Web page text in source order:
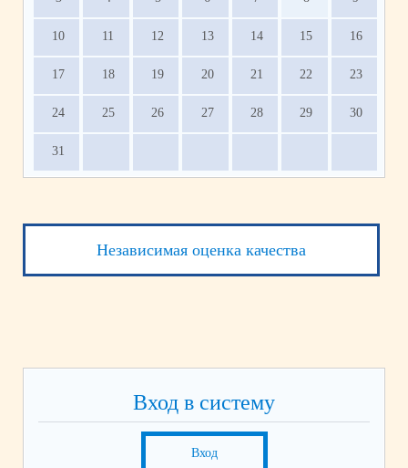
10 11 12 13 14 15 16
17 18 19 20 21 22 23
24 25 26 27 28 29 30
31
Независимая оценка качества
Вход в систему
Вход